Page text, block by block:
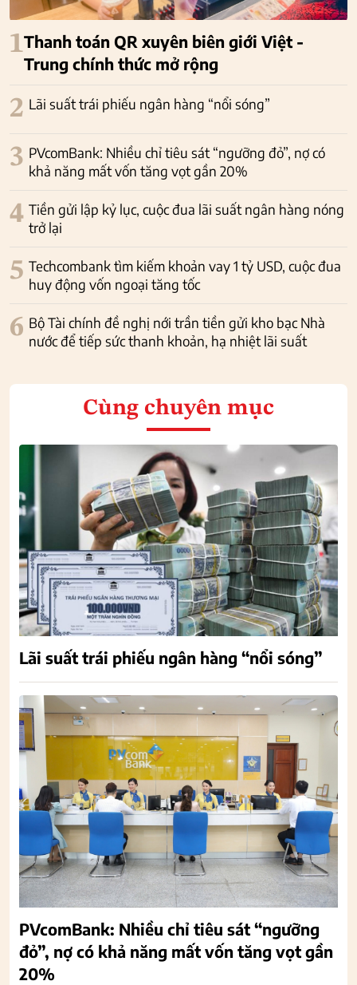
1Thanh toán QR xuyên biên giới Việt -
Trung chính thức mở rộng
2 Lãi suất trái phiếu ngân hàng “nổi sóng”
3 PVcomBank: Nhiều chỉ tiêu sát “ngưỡng đỏ”, nợ có
khả năng mất vốn tăng vọt gần 20%
4 Tiền gửi lập kỷ lục, cuộc đua lãi suất ngân hàng nóng
trở lại
5 Techcombank tìm kiếm khoản vay 1 tỷ USD, cuộc đua
huy động vốn ngoại tăng tốc
6 Bộ Tài chính đề nghị nới trần tiền gửi kho bạc Nhà
nước để tiếp sức thanh khoản, hạ nhiệt lãi suất
Cùng chuyên mục
Lãi suất trái phiếu ngân hàng “nổi sóng”
PVcomBank: Nhiều chỉ tiêu sát “ngưỡng
đỏ”, nợ có khả năng mất vốn tăng vọt gần
20%